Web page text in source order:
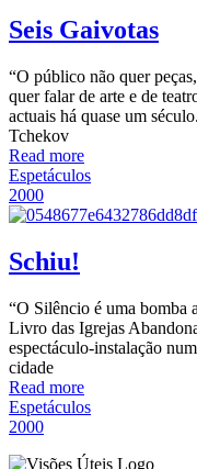
Seis Gaivotas
“O público não quer
quer falar de arte e de
actuais há quase um
Tchekov
Read more
Espetáculos
2000
Schiu!
“O Silêncio é uma bomba
Livro das Igrejas
espectáculo-instalação
cidade
Read more
Espetáculos
2000